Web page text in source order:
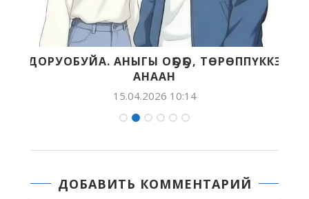
ДОРУОБУЙА. АНЫГЫ ОҔОҔО, ТӨРӨППҮККЭ
АНААН
15.04.2026 10:14
ДОБАВИТЬ КОММЕНТАРИЙ